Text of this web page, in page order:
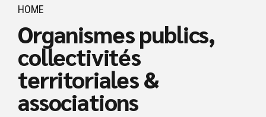
HOME
Organismes publics,
collectivités
territoriales &
associations